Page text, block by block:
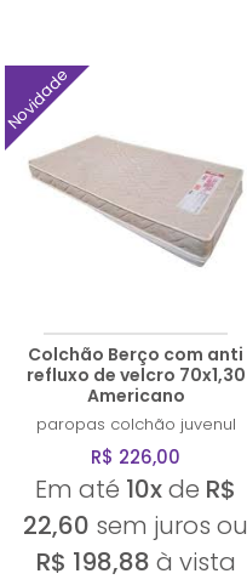
Novidade
Colchão Berço com anti
refluxo de velcro 70x1,30
Americano
paropas colchão juvenul
R$ 226,00
Em até 10xde R$
22,60 sem juros ou
R$ 198,88 à vista